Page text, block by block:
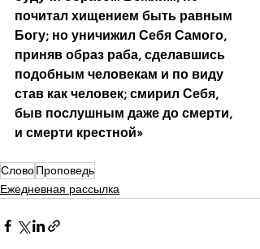
почитал хищением быть равным
Богу; но уничижил Себя Самого,
приняв образ раба, сделавшись
подобным человекам и по виду
став как человек; смирил Себя,
быв послушным даже до смерти,
и смерти крестной»
СловоПроповедь
Ежедневная рассылка